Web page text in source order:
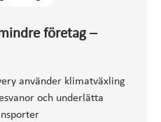
företag –
använder klimatväxling
och underlätta